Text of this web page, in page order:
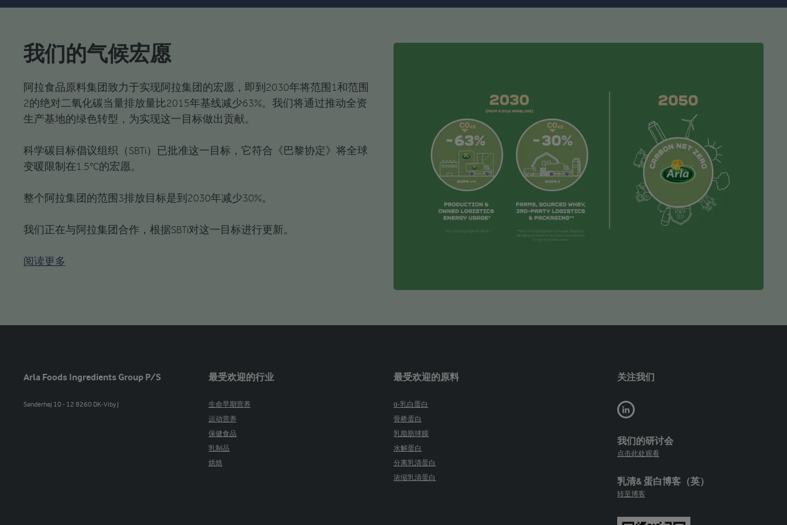
我们的气候宏愿
阿拉食品原料集团致力于实现阿拉集团的宏愿，即到2030年将范围1和范围
2的绝对二氧化碳当量排放量比2015年基线减少63%。我们将通过推动全资
生产基地的绿色转型，为实现这一目标做出贡献。
科学碳目标倡议组织（SBTi）已批准这一目标，它符合《巴黎协定》将全球
变暖限制在1.5°C的宏愿。
整个阿拉集团的范围3排放目标是到2030年减少30%。
我们正在与阿拉集团合作，根据SBTi对这一目标进行更新。
阅读更多
Arla Foods Ingredients Group P/S
Sønderhøj 10 - 12 8260 DK-Viby J
最受欢迎的行业
生命早期营养
运动营养
保健食品
乳制品
烘焙
最受欢迎的原料
α-乳白蛋白
骨桥蛋白
乳脂肪球膜
水解蛋白
分离乳清蛋白
浓缩乳清蛋白
关注我们
我们的研讨会
点击此处观看
乳清& 蛋白博客（英）
转至博客